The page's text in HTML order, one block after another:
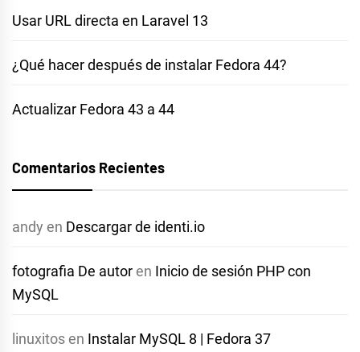
Usar URL directa en Laravel 13
¿Qué hacer después de instalar Fedora 44?
Actualizar Fedora 43 a 44
Comentarios Recientes
andy en Descargar de identi.io
fotografia De autor en Inicio de sesión PHP con
MySQL
linuxitos en Instalar MySQL 8 | Fedora 37